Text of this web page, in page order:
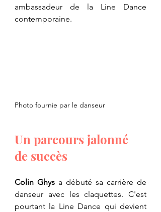
ambassadeur de la Line Dance
contemporaine.
Photo fournie par le danseur
Un parcours jalonné
de succès
​Colin Ghys a débuté sa carrière de
danseur avec les claquettes. C'est
pourtant la Line Dance qui devient